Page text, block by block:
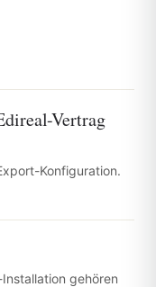
Vertrag
Konfiguration.
gehören